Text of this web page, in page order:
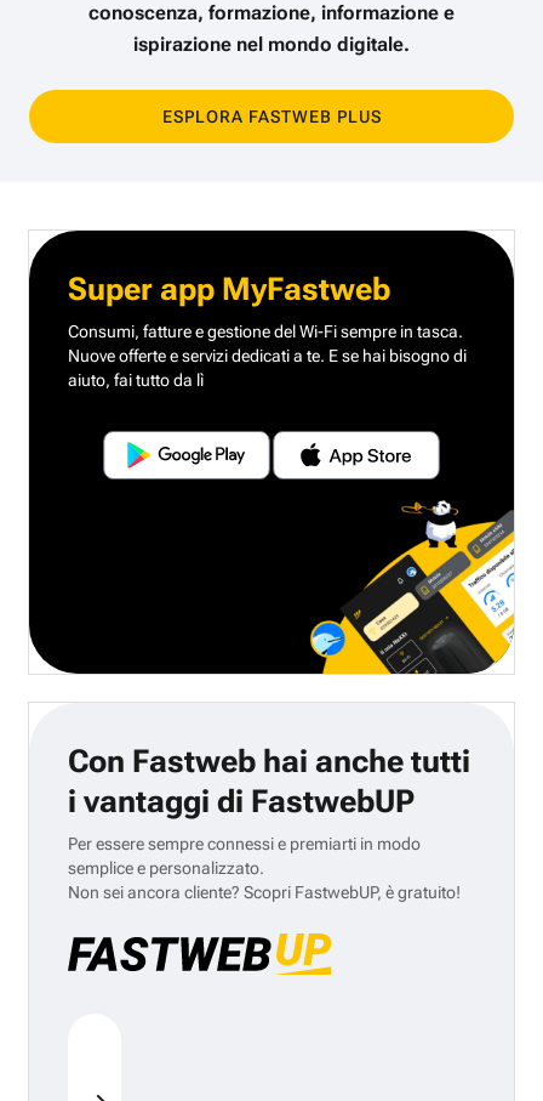
conoscenza, formazione, informazione e
ispirazione nel mondo digitale.
ESPLORA FASTWEB PLUS
Super app MyFastweb
Consumi, fatture e gestione del Wi-Fi sempre in tasca.
Nuove offerte e servizi dedicati a te. E se hai bisogno di
aiuto, fai tutto da lì
Con Fastweb hai anche tutti
i vantaggi di FastwebUP
Per essere sempre connessi e premiarti in modo
semplice e personalizzato.
Non sei ancora cliente? Scopri FastwebUP, è gratuito!